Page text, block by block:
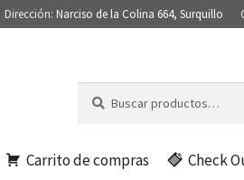
Dirección: Narciso de la Colina 664, Surquillo
por:
c
a
Carrito de compras Check